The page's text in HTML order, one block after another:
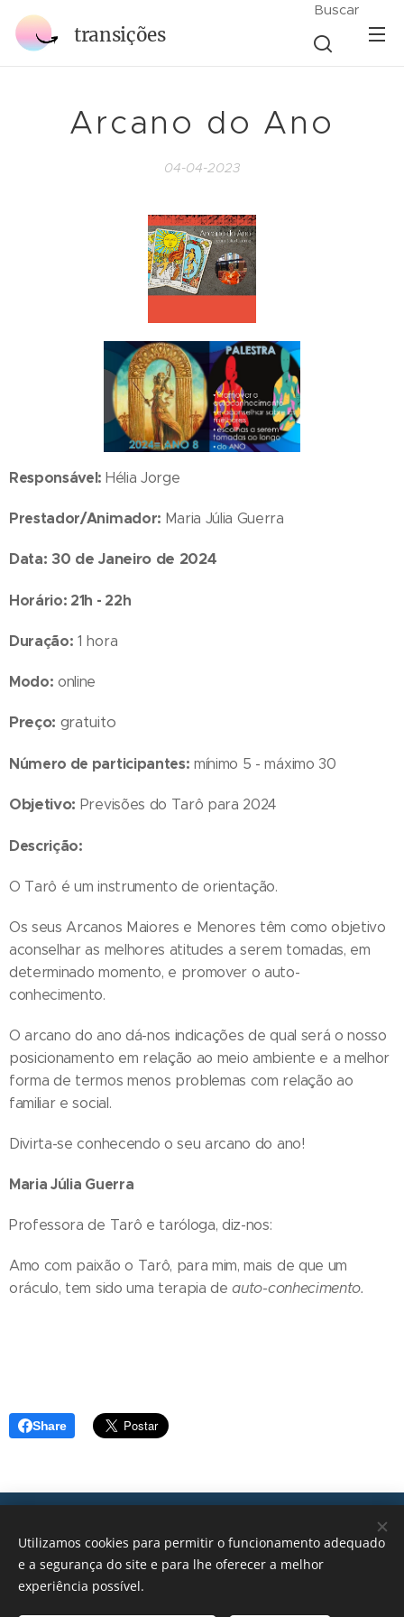
transições
Buscar
Arcano do Ano
04-04-2023
Responsável: Hélia Jorge
Prestador/Animador: Maria Júlia Guerra
Data: 30 de Janeiro de 2024
Horário: 21h - 22h
Duração: 1 hora
Modo: online
Preço: gratuito
Número de participantes: mínimo 5 - máximo 30
Objetivo: Previsões do Tarô para 2024
Descrição:
O Tarô é um instrumento de orientação.
Os seus Arcanos Maiores e Menores têm como objetivo
aconselhar as melhores atitudes a serem tomadas, em
determinado momento, e promover o auto-
conhecimento.
O arcano do ano dá-nos indicações de qual será o nosso
posicionamento em relação ao meio ambiente e a melhor
forma de termos menos problemas com relação ao
familiar e social.
Divirta-se conhecendo o seu arcano do ano!
Maria Júlia Guerra
Professora de Tarô e taróloga, diz-nos:
Amo com paixão o Tarô, para mim, mais de que um
oráculo, tem sido uma terapia deauto-conhecimento.
Share
geral@transicoes.pt
Utilizamos cookies para permitir o funcionamento adequado
e a segurança do site e para lhe oferecer a melhor
experiência possível.